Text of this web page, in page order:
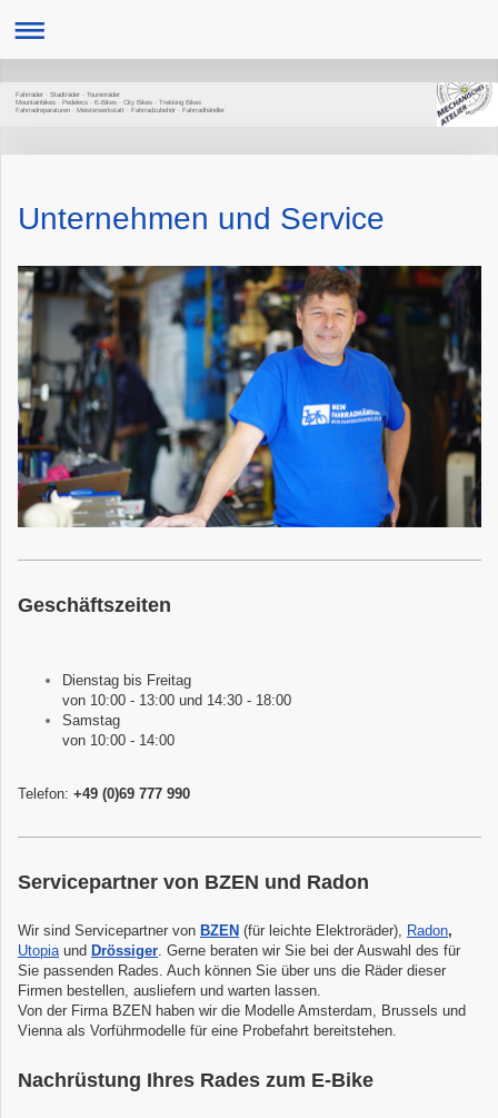
Fahrräder · Stadträder · Tourenräder
Mountainbikes · Pedelecs · E-Bikes · City Bikes · Trekking Bikes
Fahrradreparaturen · Meisterwer­kstatt · Fahrradzubehör · Fahrradhändler
Unternehmen und Service
Geschäftszeiten
Dienstag bis Freitag
von 10:00 - 13:00 und 14:30 - 18:00
Samstag
von 10:00 - 14:00
Telefon: +49 (0)69 777 990
Servicepartner von BZEN und Radon
Wir sind Servicepartner von BZEN (für leichte Elektroräder), Radon,
Utopia und Drössiger . Gerne beraten wir Sie bei der Auswahl des für
Sie passenden Rades. Auch können Sie über uns die Räder dieser
Firmen bestellen, ausliefern und warten lassen.
Von der Firma BZEN haben wir die Modelle Amsterdam, Brussels und
Vienna als Vorführmodelle für eine Probefahrt bereitstehen.
Nachrüstung Ihres Rades zum E-Bike